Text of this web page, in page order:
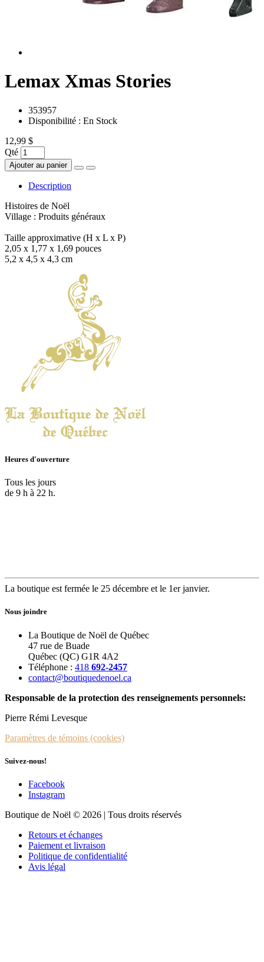
Lemax Xmas Stories
353957
Disponibilité : En Stock
12,99 $
Qté
Ajouter au panier
Description
Histoires de Noël
Village : Produits généraux
Taille approximative (H x L x P)
2,05 x 1,77 x 1,69 pouces
5,2 x 4,5 x 4,3 cm
Heures d'ouverture
Tous les jours
de 9 h à 22 h.
La boutique est fermée le 25 décembre et le 1er janvier.
Nous joindre
La Boutique de Noël de Québec
47 rue de Buade
Québec (QC) G1R 4A2
Téléphone : 418 692-2457
contact@boutiquedenoel.ca
Responsable de la protection des renseignements personnels:
Pierre Rémi Levesque
Paramètres de témoins (cookies)
Suivez-nous!
Facebook
Instagram
Boutique de Noël © 2026 | Tous droits réservés
Retours et échanges
Paiement et livraison
Politique de confidentialité
Avis légal